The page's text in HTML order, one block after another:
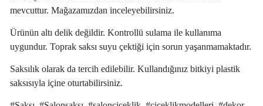
mevcuttur. Mağazamızdan inceleyebilirsiniz.
Ürünün altı delik değildir. Kontrollü sulama ile kullanıma
uygundur. Toprak saksı suyu çektiği için sorun yaşanmamaktadır.
Saksılık olarak da tercih edilebilir. Kullandığınız bitkiyi plastik
saksısıyla içine oturtabilirsiniz.